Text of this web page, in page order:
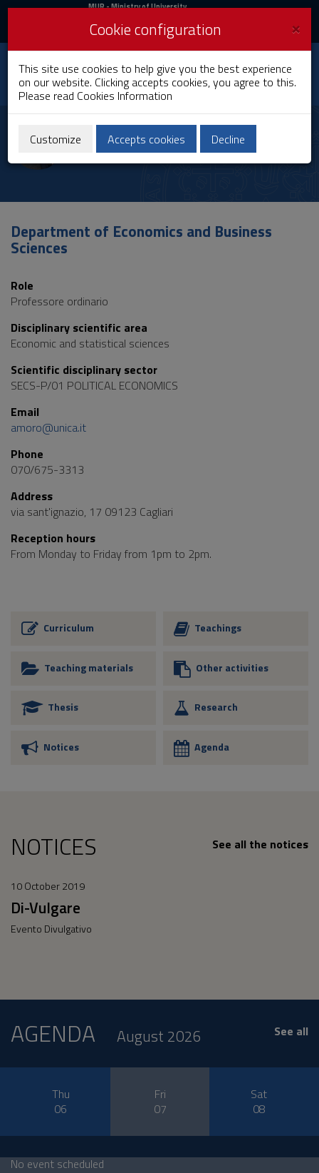
Skip
Content
to
Go
Footer
MIUR
Login
MUR- Ministry of University
Login UniCA News
Toggle
navigation
University of
Cagliari
Alessio Moro
Department of Economics and Business
Sciences
Role
Professore ordinario
Disciplinary scientific area
Economic and statistical sciences
Scientific disciplinary sector
SECS-P/01 POLITICAL ECONOMICS
Email
amoro@unica.it
Phone
070/675-3313
Address
via sant'ignazio, 17 09123 Cagliari
Reception hours
From Monday to Friday from 1pm to 2pm.
Curriculum Teachings
Teaching materials Other activities
Thesis Research
Notices Agenda
NOTICES See all the notices
10 October 2019
Di-Vulgare
Evento Divulgativo
AGENDA August 2026 See all
Thu
06
Fri
07
Sat
08
No event scheduled
×
Cookie configuration
This site use cookies to help give you the best experience
on our website. Clicking accepts cookies, you agree to this.
Please read Cookies Information
Customize Accepts cookies Decline